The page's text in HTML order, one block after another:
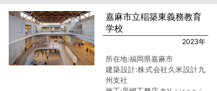
嘉麻市立稲築東義務教育
学校
2023年
所在地:福岡県嘉麻市
建築設計:株式会社久米設計九
州支社